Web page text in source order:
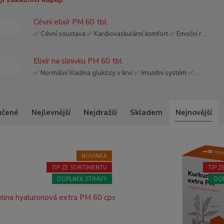
Cévní elixír PM 60 tbl.
✅ Cévní soustava ✅ Kardiovaskulární komfort ✅ Emoční r...
Elixír na slinivku PM 60 tbl.
✅ Normální hladina glukózy v krvi ✅ Imunitní systém ✅ ...
Nejlevnější Nejdražší Skladem Nejnovější
NOVINKA
TIP ZE SORTIMENTU
DOPLNĚK STRAVY
TIP